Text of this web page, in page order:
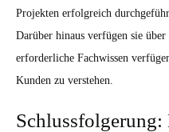
Projekten erfolgreich
Darüber hinaus verfügen sie
erforderliche Fachwissen
Kunden zu verstehen.
Schlussfolgerung: